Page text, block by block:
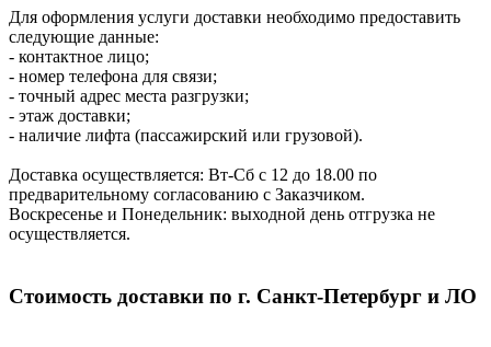
Для оформления услуги доставки необходимо предоставить
следующие данные:
- контактное лицо;
- номер телефона для связи;
- точный адрес места разгрузки;
- этаж доставки;
- наличие лифта (пассажирский или грузовой).
Доставка осуществляется: Вт-Сб с 12 до 18.00 по
предварительному согласованию с Заказчиком.
Воскресенье и Понедельник: выходной день отгрузка не
осуществляется.
Стоимость доставки по г. Санкт-Петербург и ЛО